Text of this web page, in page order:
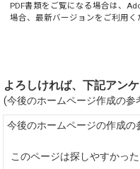
PDF書類をご覧になる場合は、
場合、最新バージョンをご利用く